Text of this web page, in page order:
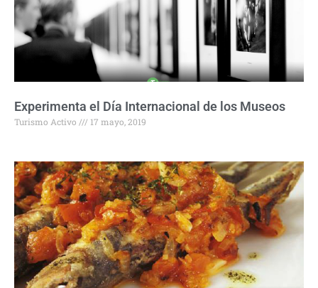
Experimenta el Día Internacional de los Museos
Turismo Activo 17 mayo, 2019